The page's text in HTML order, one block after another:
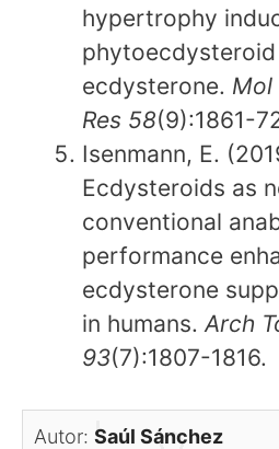
hypertrophy
phytoecdysteroid
ecdysterone. Mol
Res 58(9):1861-
Isenmann, E.
Ecdysteroids as
conventional
performance
ecdysterone
in humans.Arch
93(7):1807-1816.
Autor: Saúl Sánchez